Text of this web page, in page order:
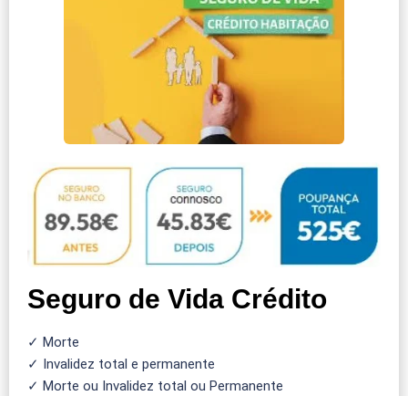
Seguro de Vida Crédito
✓ Morte
✓ Invalidez total e permanente
✓ Morte ou Invalidez total ou Permanente